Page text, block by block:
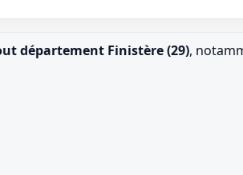
département Finistère (29),